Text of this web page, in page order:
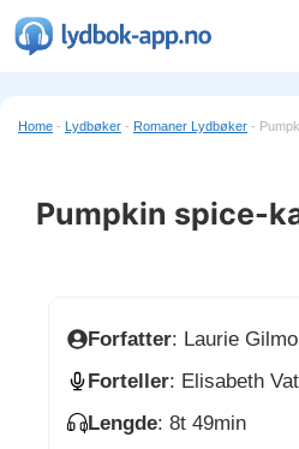
Hopp
Home - Lydbøker - Romaner Lydbøker -
Pumpkin spice-
Forfatter: Laurie
Forteller: Elisabeth
Lengde: 8t 49min